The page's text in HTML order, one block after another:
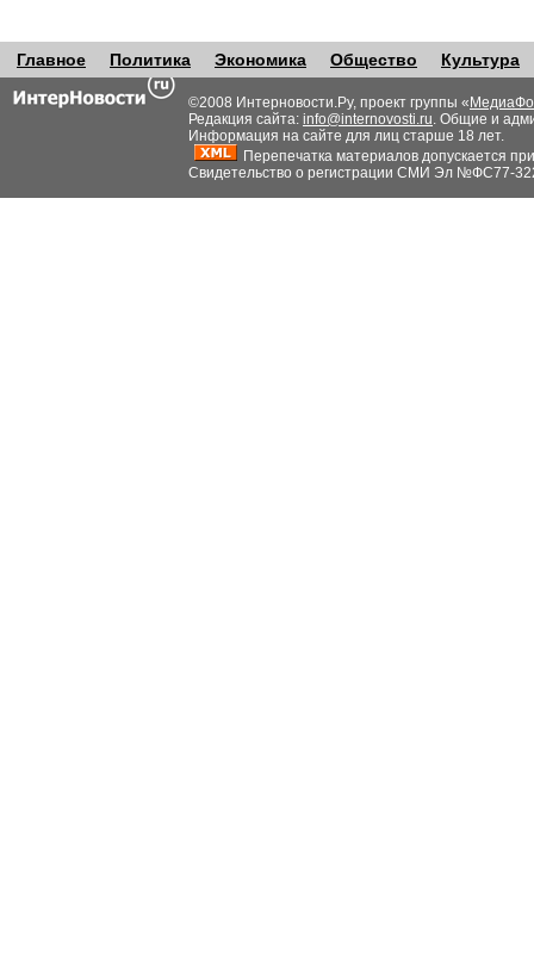
Главное Политика Экономика Общество Культура
©2008 Интерновости.Ру, проект группы «
Редакция сайта: info@internovosti.ru. Общие и
Информация на сайте для лиц старше 18 лет.
Перепечатка материалов допускается
Свидетельство о регистрации СМИ Эл №ФС77-